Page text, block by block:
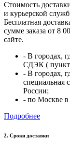
Стоимость
и курьерской
Бесплатная
сумме заказа от 8
сайте.
- В городах,
СДЭК (
- В городах,
специальная
России;
- по Москве
Подробнее
2. Cроки доставки